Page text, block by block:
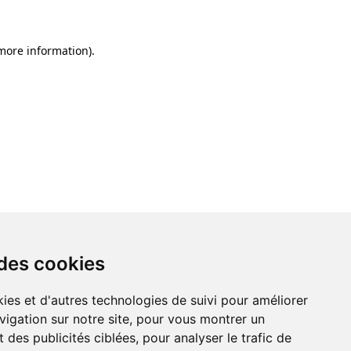
cookies
et d'autres technologies de suivi pour améliorer
sur notre site, pour vous montrer un
des publicités ciblées, pour analyser le trafic de
information).